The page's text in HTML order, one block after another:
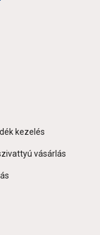
kezelés
vásárlás